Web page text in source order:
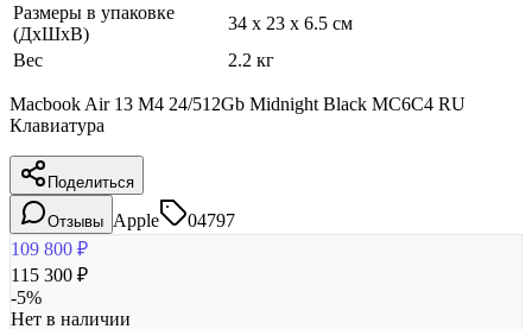
Размеры в упаковке
(ДхШхВ)
34 x 23 x 6.5 см
Вес
2.2 кг
Macbook Air 13 M4 24/512Gb Midnight Black MC6C4 RU
Клавиатура
Поделиться
Отзывы Apple
04797
109 800 ₽
115 300 ₽
-5%
Нет в наличии